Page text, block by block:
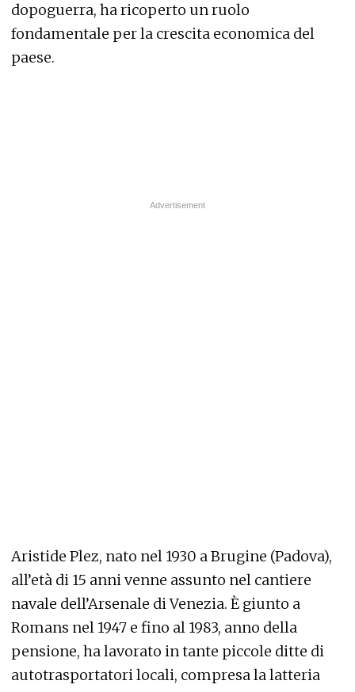
dopoguerra, ha ricoperto un ruolo
fondamentale per la crescita economica del
paese.
Aristide Plez, nato nel 1930 a Brugine (Padova),
all’età di 15 anni venne assunto nel cantiere
navale dell’Arsenale di Venezia. È giunto a
Romans nel 1947 e fino al 1983, anno della
pensione, ha lavorato in tante piccole ditte di
autotrasportatori locali, compresa la latteria